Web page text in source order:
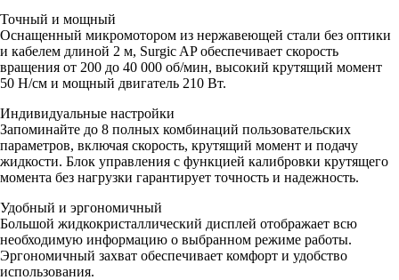
Точный и мощный
Оснащенный микромотором из нержавеющей стали без оптики
и кабелем длиной 2 м, Surgic AP обеспечивает скорость
вращения от 200 до 40 000 об/мин, высокий крутящий момент
50 Н/см и мощный двигатель 210 Вт.
Индивидуальные настройки
Запоминайте до 8 полных комбинаций пользовательских
параметров, включая скорость, крутящий момент и подачу
жидкости. Блок управления с функцией калибровки крутящего
момента без нагрузки гарантирует точность и надежность.
Удобный и эргономичный
Большой жидкокристаллический дисплей отображает всю
необходимую информацию о выбранном режиме работы.
Эргономичный захват обеспечивает комфорт и удобство
использования.